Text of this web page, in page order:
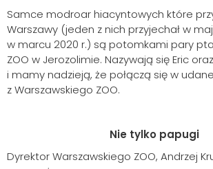
Samce modroar hiacyntowych które
Warszawy (jeden z nich przyjechał w
w marcu 2020 r.) są potomkami pary
ZOO w Jerozolimie. Nazywają się Eric
i mamy nadzieją, że połączą się w
z Warszawskiego ZOO.
Nie tylko papugi
Dyrektor Warszawskiego ZOO, Andrzej